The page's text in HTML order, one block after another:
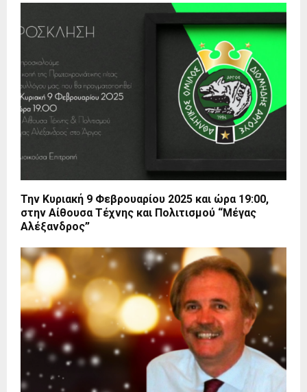
Την Κυριακή 9 Φεβρουαρίου 2025 και ώρα 19:00,
στην Αίθουσα Τέχνης και Πολιτισμού “Μέγας
Αλέξανδρος”